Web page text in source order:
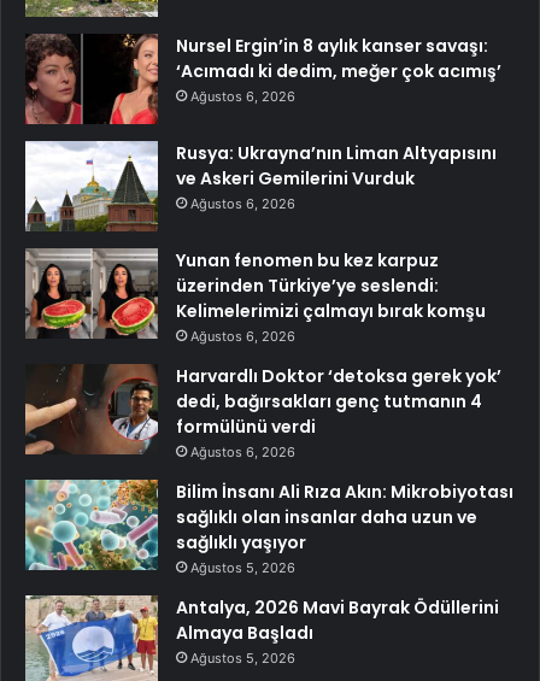
Nursel Ergin’in 8 aylık kanser savaşı:
‘Acımadı ki dedim, meğer çok acımış’
Ağustos 6, 2026
Rusya: Ukrayna’nın Liman Altyapısını
ve Askeri Gemilerini Vurduk
Ağustos 6, 2026
Yunan fenomen bu kez karpuz
üzerinden Türkiye’ye seslendi:
Kelimelerimizi çalmayı bırak komşu
Ağustos 6, 2026
Harvardlı Doktor ‘detoksa gerek yok’
dedi, bağırsakları genç tutmanın 4
formülünü verdi
Ağustos 6, 2026
Bilim İnsanı Ali Rıza Akın: Mikrobiyotası
sağlıklı olan insanlar daha uzun ve
sağlıklı yaşıyor
Ağustos 5, 2026
Antalya, 2026 Mavi Bayrak Ödüllerini
Almaya Başladı
Ağustos 5, 2026